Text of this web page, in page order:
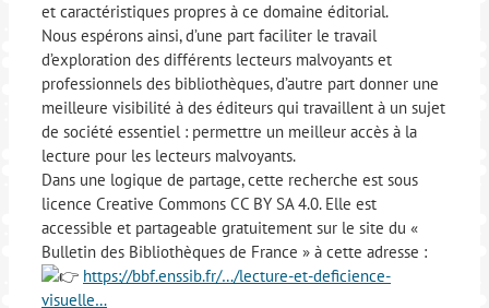
et caractéristiques propres à ce domaine éditorial.
Nous espérons ainsi, d’une part faciliter le travail
d’exploration des différents lecteurs malvoyants et
professionnels des bibliothèques, d’autre part donner une
meilleure visibilité à des éditeurs qui travaillent à un sujet
de société essentiel : permettre un meilleur accès à la
lecture pour les lecteurs malvoyants.
Dans une logique de partage, cette recherche est sous
licence Creative Commons CC BY SA 4.0. Elle est
accessible et partageable gratuitement sur le site du «
Bulletin des Bibliothèques de France » à cette adresse :
https://bbf.enssib.fr/…/lecture-et-deficience-
visuelle…